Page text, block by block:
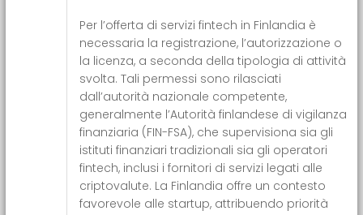
Per l’offerta di servizi fintech in Finlandia è
necessaria la registrazione, l’autorizzazione o
la licenza, a seconda della tipologia di attività
svolta. Tali permessi sono rilasciati
dall’autorità nazionale competente,
generalmente l’Autorità finlandese di vigilanza
finanziaria (FIN-FSA), che supervisiona sia gli
istituti finanziari tradizionali sia gli operatori
fintech, inclusi i fornitori di servizi legati alle
criptovalute. La Finlandia offre un contesto
favorevole alle startup, attribuendo priorità